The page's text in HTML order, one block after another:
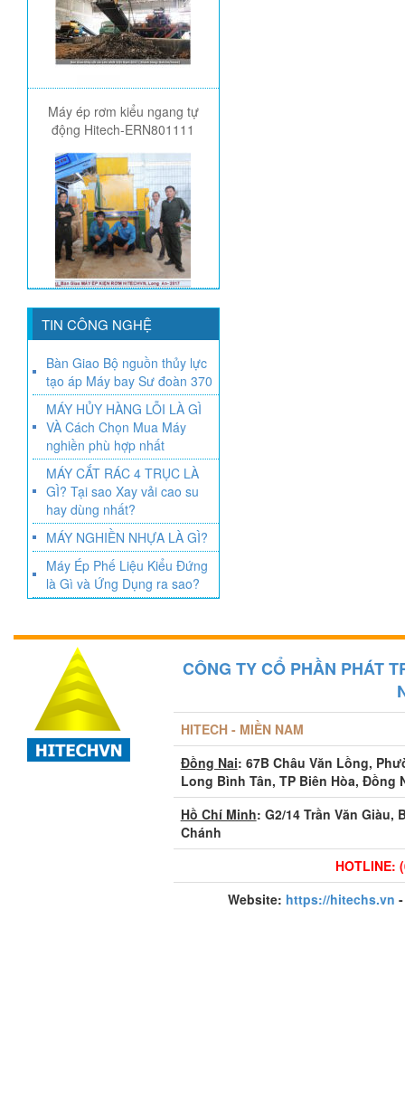
Máy ép rơm kiểu ngang tự
động Hitech-ERN801111
TIN CÔNG NGHỆ
Bàn Giao Bộ nguồn thủy lực
tạo áp Máy bay Sư đoàn 370
MÁY HỦY HÀNG LỖI LÀ GÌ
VÀ Cách Chọn Mua Máy
nghiền phù hợp nhất
MÁY CẮT RÁC 4 TRỤC LÀ
GÌ? Tại sao Xay vải cao su
hay dùng nhất?
MÁY NGHIỀN NHỰA LÀ GÌ?
Máy Ép Phế Liệu Kiểu Đứng
là Gì và Ứng Dụng ra sao?
CÔNG TY CỔ PHẦN PHÁT
HITECH - MIỀN NAM
Đồng Nai: 67B Châu Văn Lồng,
Long Bình Tân, TP Biên Hòa, Đồng
Hồ Chí Minh: G2/14 Trần Văn Giàu,
Chánh
HOTLINE:
Website: https://hitechs.vn